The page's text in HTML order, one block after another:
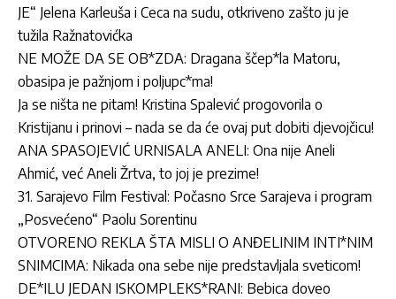
JE“ Jelena Karleuša i Ceca na sudu, otkriveno zašto ju je
tužila Ražnatovićka
NE MOŽE DA SE OB*ZDA: Dragana ščep*la Matoru,
obasipa je pažnjom i poljupc*ma!
Ja se ništa ne pitam! Kristina Spalević progovorila o
Kristijanu i prinovi – nada se da će ovaj put dobiti djevojčicu!
ANA SPASOJEVIĆ URNISALA ANELI: Ona nije Aneli
Ahmić, već Aneli Žrtva, to joj je prezime!
31. Sarajevo Film Festival: Počasno Srce Sarajeva i program
„Posvećeno“ Paolu Sorentinu
OTVORENO REKLA ŠTA MISLI O ANĐELINIM INTI*NIM
SNIMCIMA: Nikada ona sebe nije predstavljala sveticom!
DE*ILU JEDAN ISKOMPLEKS*RANI: Bebica doveo